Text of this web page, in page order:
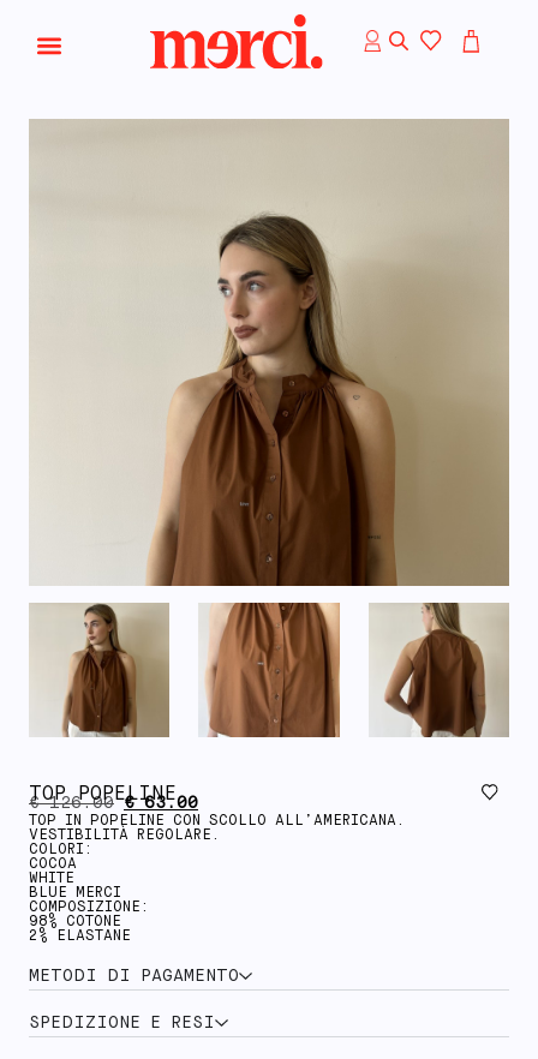
TOP POPELINE
€126.00 €63.00
TOP IN POPELINE CON SCOLLO ALL’AMERICANA.
VESTIBILITÀ REGOLARE.
COLORI:
COCOA
WHITE
BLUE MERCI
COMPOSIZIONE:
98% COTONE
2% ELASTANE
METODI DI PAGAMENTO
SPEDIZIONE E RESI